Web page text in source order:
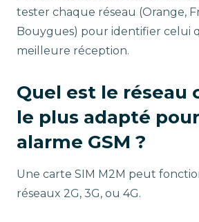
tester chaque réseau (Orange,
Bouygues) pour identifier celui
meilleure réception.
Quel est le réseau
le plus adapté
alarme GSM ?
Une carte SIM M2M peut
réseaux 2G, 3G, ou 4G.